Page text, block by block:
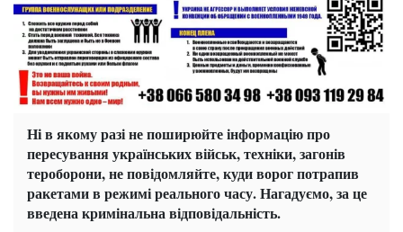
Ні в якому разі не поширюйте інформацію про
пересування українських військ, техніки, загонів
тероборони, не повідомляйте, куди ворог потрапив
ракетами в режимі реального часу. Нагадуємо, за це
введена кримінальна відповідальність.